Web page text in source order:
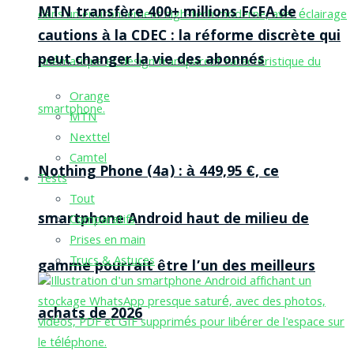
Nothing Phone (4a) : à 449,95 €, ce
smartphone Android haut de milieu de
gamme pourrait être l’un des meilleurs
achats de 2026
MTN transfère 400+ millions FCFA de
cautions à la CDEC : la réforme discrète qui
peut changer la vie des abonnés
Orange
MTN
Nexttel
Camtel
Tests
Tout
Comparatifs
Prises en main
Trucs & Astuces